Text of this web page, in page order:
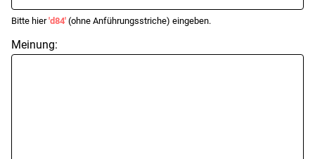
Bitte hier'd84' (ohne Anführungsstriche) eingeben.
Meinung: